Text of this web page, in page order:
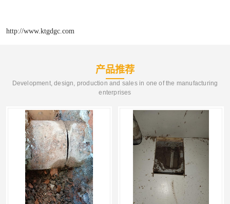
http://www.ktgdgc.com
产品推荐
Development, design, production and sales in one of the manufacturing
enterprises